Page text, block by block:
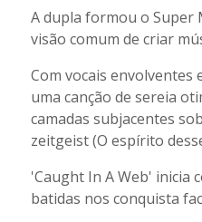
A dupla formou o Super
visão comum de criar
Com vocais
uma canção de sereia
camadas subjacentes
zeitgeist (O espírito
'Caught In A Web' inicia
batidas nos conquista